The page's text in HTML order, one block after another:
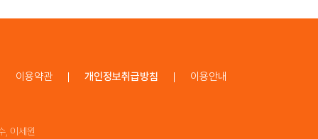
이용약관 개인정보취급방침 이용안내
, 이세원